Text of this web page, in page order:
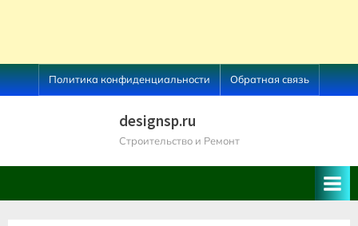
Skip
to
Политика конфиденциальности Обратная связь
designsp.ru
Строительство и Ремонт